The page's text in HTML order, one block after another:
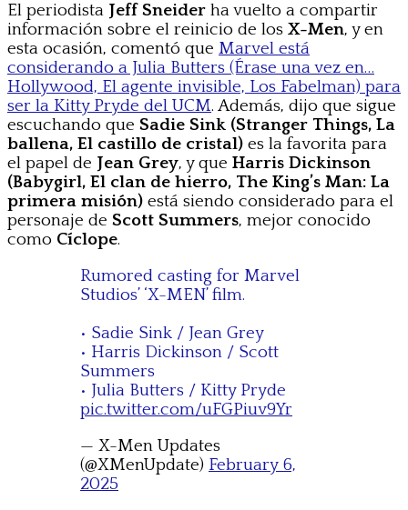
El periodista Jeff Sneider ha vuelto a compartir
información sobre el reinicio de los X-Men, y en
esta ocasión, comentó que Marvel está
considerando a Julia Butters (Érase una vez en…
Hollywood, El agente invisible, Los Fabelman) para
ser la Kitty Pryde del UCM. Además, dijo que sigue
escuchando que Sadie Sink (Stranger Things, La
ballena, El castillo de cristal) es la favorita para
el papel de Jean Grey, y que Harris Dickinson
(Babygirl, El clan de hierro, The King’s Man: La
primera misión) está siendo considerado para el
personaje de Scott Summers, mejor conocido
como Cíclope.
Rumored casting for Marvel
Studios’ ‘X-MEN’ film.
• Sadie Sink / Jean Grey
• Harris Dickinson / Scott
Summers
• Julia Butters / Kitty Pryde
pic.twitter.com/uFGPiuv9Yr
— X-Men Updates
(@XMenUpdate) February 6,
2025